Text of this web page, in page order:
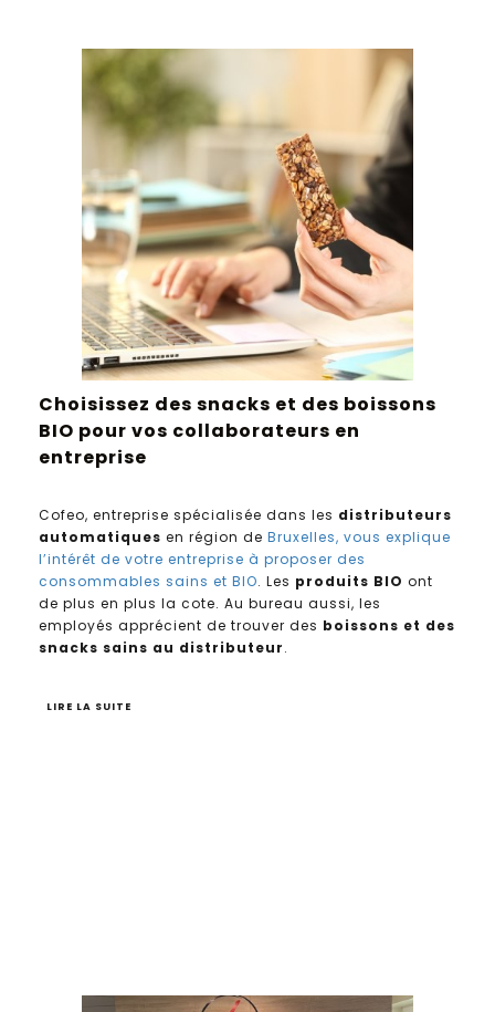
Choisissez des snacks et des boissons
BIO pour vos collaborateurs en
entreprise
Cofeo, entreprise spécialisée dans les distributeurs
automatiques en région de Bruxelles, vous explique
l’intérêt de votre entreprise à proposer des
consommables sains et BIO. Les produits BIO ont
de plus en plus la cote. Au bureau aussi, les
employés apprécient de trouver des boissons et des
snacks sains au distributeur.
LIRE LA SUITE